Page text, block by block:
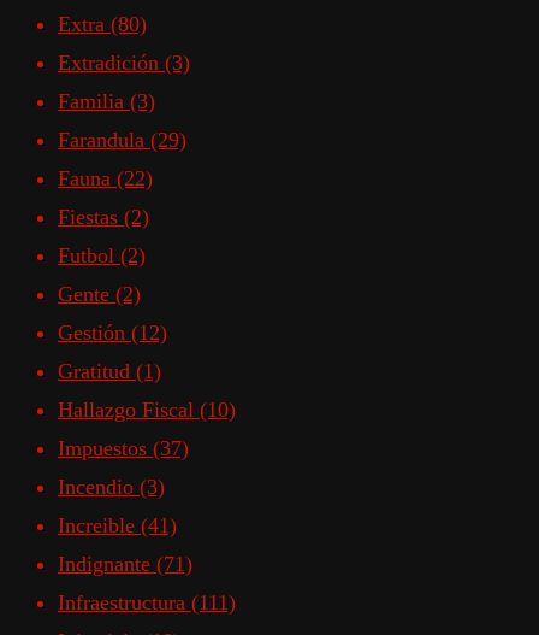
Extra (80)
Extradición (3)
Familia (3)
Farandula (29)
Fauna (22)
Fiestas (2)
Futbol (2)
Gente (2)
Gestión (12)
Gratitud (1)
Hallazgo Fiscal (10)
Impuestos (37)
Incendio (3)
Increible (41)
Indignante (71)
Infraestructura (111)